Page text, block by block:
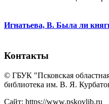
Игнатьева, В. Была ли
Контакты
© ГБУК "Псковская
библиотека им. В. Я.
Сайт: https://www.pskovlib.ru